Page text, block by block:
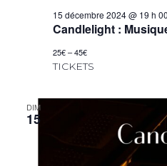
15 décembre 2024 @ 19 h
Candlelight :
25€ – 45€
TICKETS
DIM
15